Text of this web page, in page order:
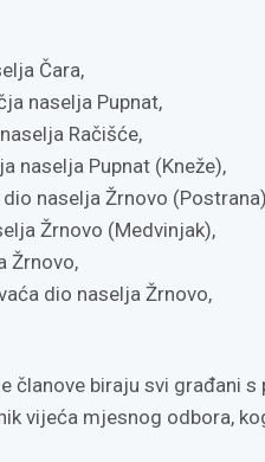
Čara,
naselja Pupnat,
Račišće,
naselja Pupnat (Kneže),
naselja Žrnovo
Žrnovo (Medvinjak),
Žrnovo,
dio naselja Žrnovo,
biraju svi građani
vijeća mjesnog odbora,